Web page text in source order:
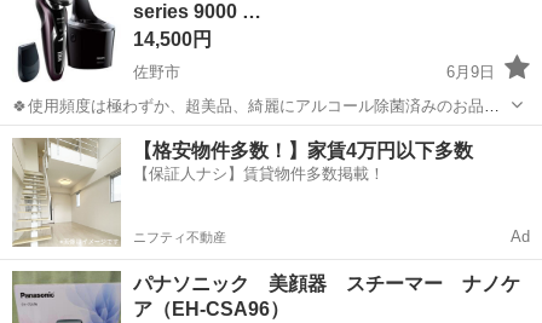
時】基本［水、土、日］...
series 9000 …
14,500円
佐野市
6月9日
🍀使用頻度は極わずか、超美品、綺麗にアルコール除菌済みのお品物
です。 🍀洗浄機付きモデル 🍀発売当時、Amazon価格￥41,800 税込の
お品物です！ 🍀画像①は見本画像です。 ◆商品名 ウェット＆ドライ
電気...
栃木 佐野市 美容家電 ウェット
【格安物件多数！】家賃4万円以下多数
【保証人ナシ】賃貸物件多数掲載！
ニフティ不動産 Ad
パナソニック 美顔器 スチーマー ナノケ
ア（EH-CSA96）